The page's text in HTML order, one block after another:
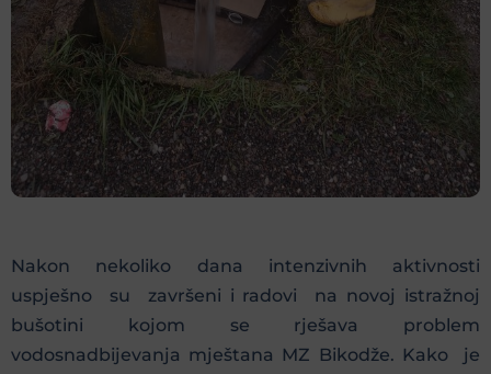
Nakon nekoliko dana intenzivnih aktivnosti
uspješno su završeni i radovi na novoj istražnoj
bušotini kojom se rješava problem
vodosnadbijevanja mještana MZ Bikodže. Kako je